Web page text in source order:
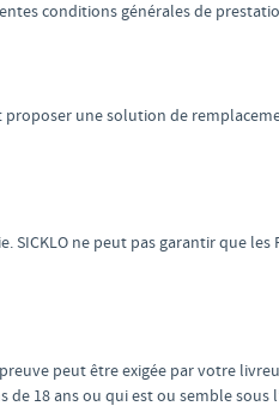
conditions générales de
une solution de
ne peut pas garantir que
peut être exigée par votre
18 ans ou qui est ou semble